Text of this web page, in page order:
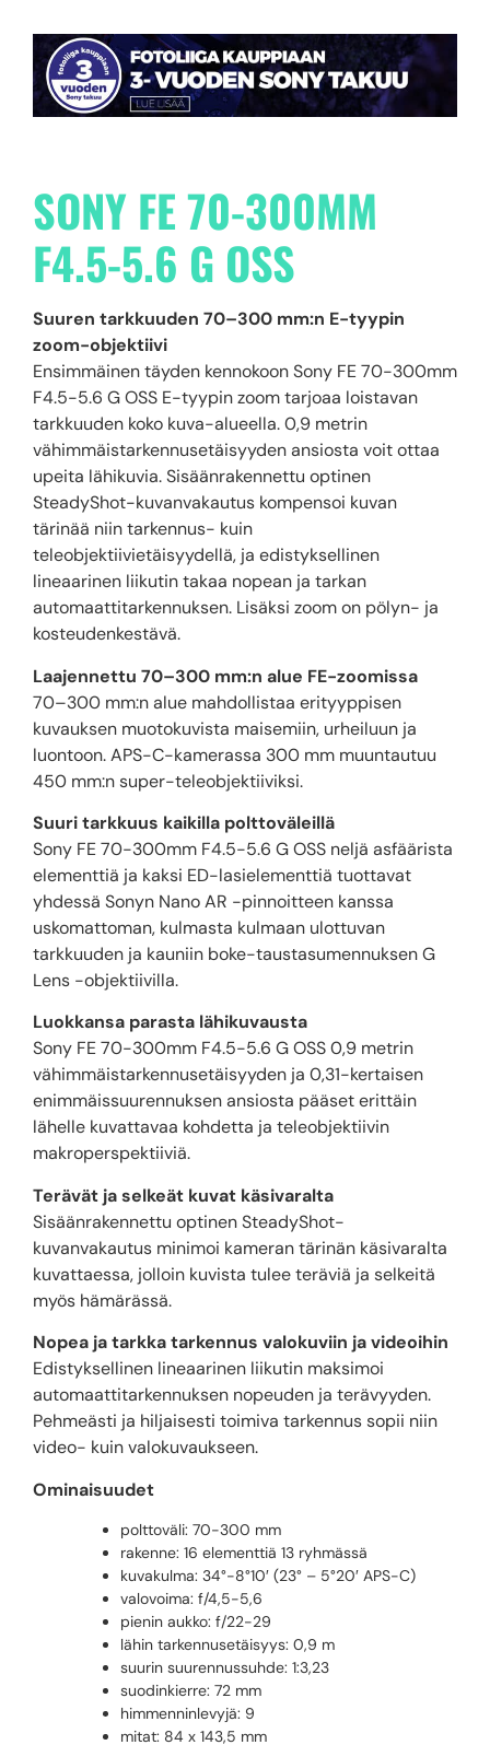
SONY FE 70-300MM
F4.5-5.6 G OSS
Suuren tarkkuuden 70–300 mm:n E-tyypin
zoom-objektiivi
Ensimmäinen täyden kennokoon Sony FE 70-300mm
F4.5-5.6 G OSS E-tyypin zoom tarjoaa loistavan
tarkkuuden koko kuva-alueella. 0,9 metrin
vähimmäistarkennusetäisyyden ansiosta voit ottaa
upeita lähikuvia. Sisäänrakennettu optinen
SteadyShot-kuvanvakautus kompensoi kuvan
tärinää niin tarkennus- kuin
teleobjektiivietäisyydellä, ja edistyksellinen
lineaarinen liikutin takaa nopean ja tarkan
automaattitarkennuksen. Lisäksi zoom on pölyn- ja
kosteudenkestävä.
Laajennettu 70–300 mm:n alue FE-zoomissa
70–300 mm:n alue mahdollistaa erityyppisen
kuvauksen muotokuvista maisemiin, urheiluun ja
luontoon. APS-C-kamerassa 300 mm muuntautuu
450 mm:n super-teleobjektiiviksi.
Suuri tarkkuus kaikilla polttoväleillä
Sony FE 70-300mm F4.5-5.6 G OSS neljä asfäärista
elementtiä ja kaksi ED-lasielementtiä tuottavat
yhdessä Sonyn Nano AR -pinnoitteen kanssa
uskomattoman, kulmasta kulmaan ulottuvan
tarkkuuden ja kauniin boke-taustasumennuksen G
Lens -objektiivilla.
Luokkansa parasta lähikuvausta
Sony FE 70-300mm F4.5-5.6 G OSS 0,9 metrin
vähimmäistarkennusetäisyyden ja 0,31-kertaisen
enimmäissuurennuksen ansiosta pääset erittäin
lähelle kuvattavaa kohdetta ja teleobjektiivin
makroperspektiiviä.
Terävät ja selkeät kuvat käsivaralta
Sisäänrakennettu optinen SteadyShot-
kuvanvakautus minimoi kameran tärinän käsivaralta
kuvattaessa, jolloin kuvista tulee teräviä ja selkeitä
myös hämärässä.
Nopea ja tarkka tarkennus valokuviin ja videoihin
Edistyksellinen lineaarinen liikutin maksimoi
automaattitarkennuksen nopeuden ja terävyyden.
Pehmeästi ja hiljaisesti toimiva tarkennus sopii niin
video- kuin valokuvaukseen.
Ominaisuudet
polttoväli: 70-300 mm
rakenne: 16 elementtiä 13 ryhmässä
kuvakulma: 34°-8°10′ (23° – 5°20′ APS-C)
valovoima: f/4,5-5,6
pienin aukko: f/22-29
lähin tarkennusetäisyys: 0,9 m
suurin suurennussuhde: 1:3,23
suodinkierre: 72 mm
himmenninlevyjä: 9
mitat: 84 x 143,5 mm